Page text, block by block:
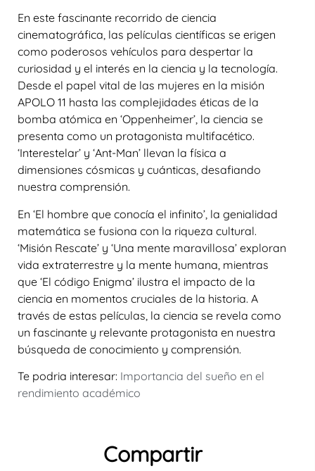
En este fascinante recorrido de ciencia
cinematográfica, las películas científicas se erigen
como poderosos vehículos para despertar la
curiosidad y el interés en la ciencia y la tecnología.
Desde el papel vital de las mujeres en la misión
APOLO 11 hasta las complejidades éticas de la
bomba atómica en ‘Oppenheimer’, la ciencia se
presenta como un protagonista multifacético.
‘Interestelar’ y ‘Ant-Man’ llevan la física a
dimensiones cósmicas y cuánticas, desafiando
nuestra comprensión.
En ‘El hombre que conocía el infinito’, la genialidad
matemática se fusiona con la riqueza cultural.
‘Misión Rescate’ y ‘Una mente maravillosa’ exploran
vida extraterrestre y la mente humana, mientras
que ‘El código Enigma’ ilustra el impacto de la
ciencia en momentos cruciales de la historia. A
través de estas películas, la ciencia se revela como
un fascinante y relevante protagonista en nuestra
búsqueda de conocimiento y comprensión.
Te podria interesar: Importancia del sueño en el
rendimiento académico
Compartir